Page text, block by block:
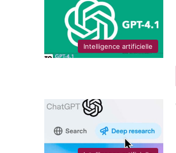
Intelligence artificielle